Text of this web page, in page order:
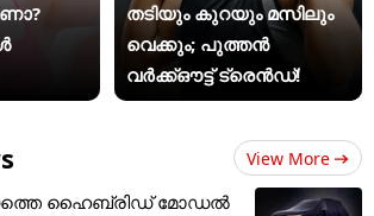
തടിയും കുറയും മസിലും
വെക്കും; പുത്തൻ
വർക്ക്ഔട്ട് ട്രെൻഡ്!
View More
ഹൈബ്രിഡ് മോഡൽ